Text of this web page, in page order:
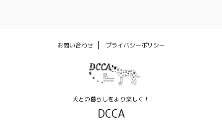
お問い合わせ プライバシーポリシー
犬との暮らしをより楽しく！
DCCA